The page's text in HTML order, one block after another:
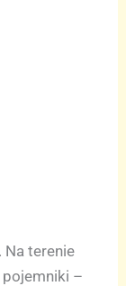
Na terenie
–